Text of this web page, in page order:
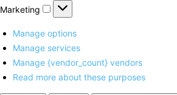
Marketing
Marketing
Manage options
Manage services
Manage {vendor_count} vendors
Read more about these purposes